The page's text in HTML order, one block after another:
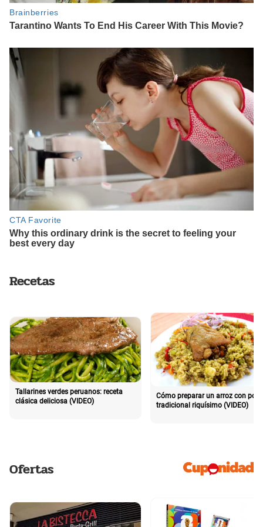
Recetas
Tallarines verdes peruanos: receta
clásica deliciosa (VIDEO)
Cómo preparar un arroz con pollo
tradicional riquísimo (VIDEO)
Ofertas